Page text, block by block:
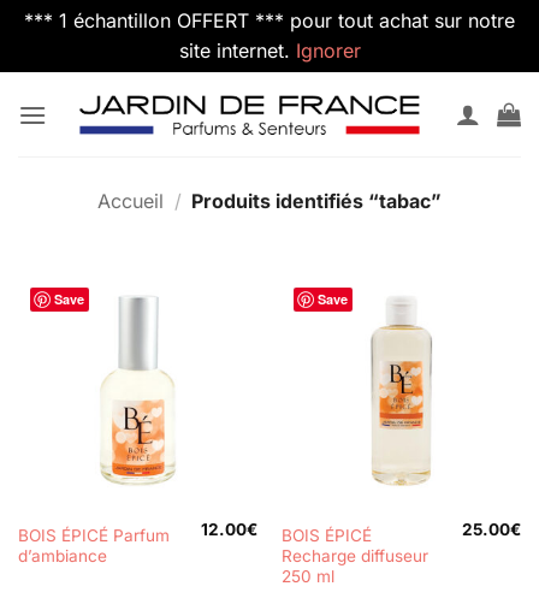
*** 1 échantillon OFFERT *** pour tout achat sur notre
site internet. Ignorer
Accueil / Produits identifiés “tabac”
Save
BOIS ÉPICÉ Parfum
d’ambiance
12.00€
Save
BOIS ÉPICÉ
Recharge diffuseur
250 ml
25.00€